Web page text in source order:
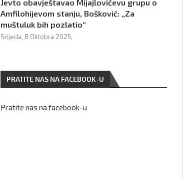
Jevto obavještavao Mijajlovićevu grupu o
Amfilohijevom stanju, Bošković: „Za
muštuluk bih pozlatio“
Srijeda, 8 Oktobra 2025,
PRATITE NAS NA FACEBOOK-U
Pratite nas na facebook-u